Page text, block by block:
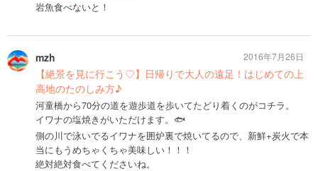
岩魚食べないと！
mzh
【絶景を見に行こう♡】日帰りで大人の遠足！はじめての上
高地のたのしみ方♪
河童橋から70分の道を遊歩道を歩いてたどり着くのがコチラ。
イワナの塩焼きがいただけます。🐟
側の川で泳いでるイワナを囲炉裏で焼いてるので、新鮮+炭火で本
当にもうめちゃくちゃ美味しい！！！
絶対絶対食べてくださいね。
2016年7月26日